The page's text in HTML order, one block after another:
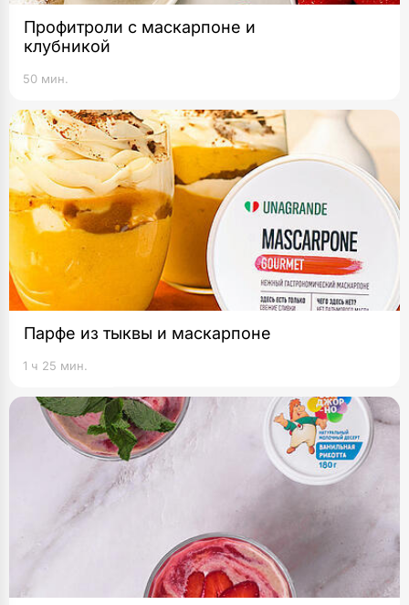
Профитроли с маскарпоне и
клубникой
50 мин.
Парфе из тыквы и маскарпоне
1 ч 25 мин.